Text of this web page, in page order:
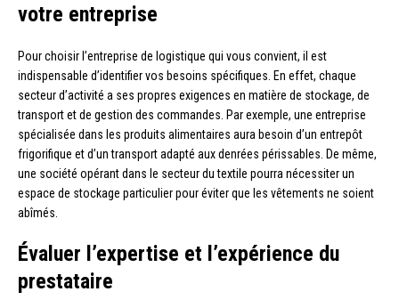
votre entreprise
Pour choisir l’entreprise de logistique qui vous convient, il est
indispensable d’identifier vos besoins spécifiques. En effet, chaque
secteur d’activité a ses propres exigences en matière de stockage, de
transport et de gestion des commandes. Par exemple, une entreprise
spécialisée dans les produits alimentaires aura besoin d’un entrepôt
frigorifique et d’un transport adapté aux denrées périssables. De même,
une société opérant dans le secteur du textile pourra nécessiter un
espace de stockage particulier pour éviter que les vêtements ne soient
abîmés.
Évaluer l’expertise et l’expérience du
prestataire